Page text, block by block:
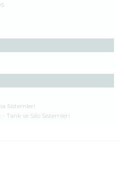
Sistemleri
Tank ve Silo Sistemleri